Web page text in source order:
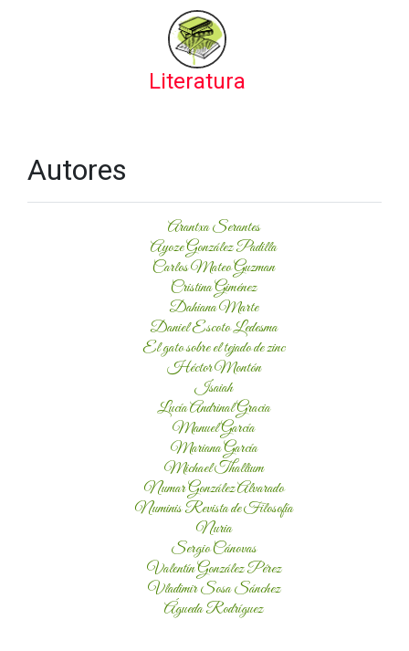
Literatura
Autores
Arantxa Serantes
Ayoze González Padilla
Carlos Mateo Guzman
Cristina Giménez
Dahiana Marte
Daniel Escoto Ledesma
El gato sobre el tejado de zinc
Héctor Montón
Isaiah
Lucía Andrinal Gracia
Manuel García
Mariana García
Michael Thallium
Numar González Alvarado
Numinis Revista de Filosofía
Nuria
Sergio Cánovas
Valentín González Pérez
Vladimir Sosa Sánchez
Águeda Rodríguez